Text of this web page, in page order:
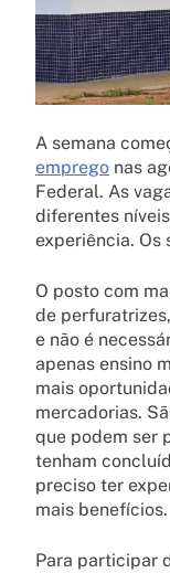
A semana
emprego nas
Federal. As
diferentes
experiência. Os
O posto com
de
e não é
apenas ensino
mais
mercadorias.
que podem ser
tenham
preciso ter
mais benefícios.
Para participar